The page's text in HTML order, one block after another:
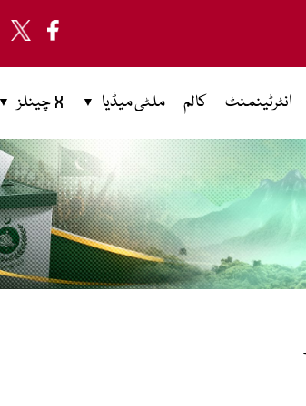
انٹرٹینمنٹ کالم ملٹی میڈیا X چینلز